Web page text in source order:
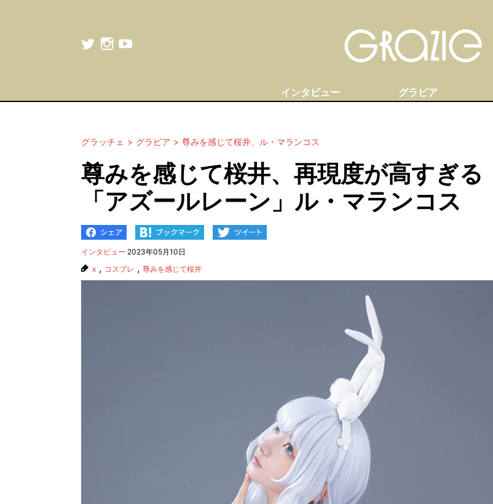
インタビュー グラビア
グラッチェ グラビア 尊みを感じて桜井、ル・マランコス
尊みを感じて桜井、再現度が高すぎる
「アズールレーン」ル・マランコス
インタビュー 2023年05月10日
x , コスプレ , 尊みを感じて桜井